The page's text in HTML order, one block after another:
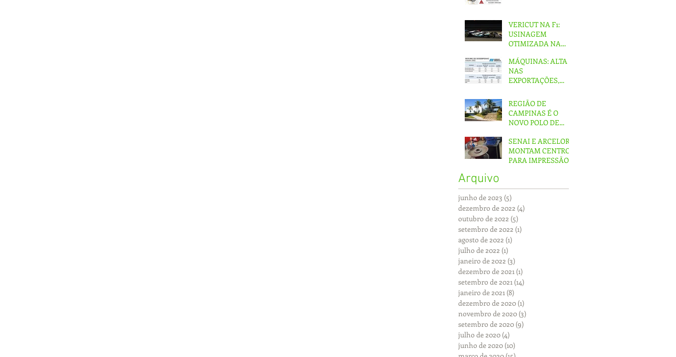
VERICUT NA F1:
USINAGEM
OTIMIZADA NA
MERCEDES
MÁQUINAS: ALTA
NAS
EXPORTAÇÕES,
MERCADO
INTERNO
REGIÃO DE
CAMPINAS É O
NOVO POLO DE
PAÍS
SENAI E ARCELOR
MONTAM CENTRO
PARA IMPRESSÃO
Arquivo
junho de 2023 (5)
dezembro de 2022 (4)
outubro de 2022 (5)
setembro de 2022 (1)
agosto de 2022 (1)
julho de 2022 (1)
janeiro de 2022 (3)
dezembro de 2021 (1)
setembro de 2021 (14)
janeiro de 2021 (8)
dezembro de 2020 (1)
novembro de 2020 (3)
setembro de 2020 (9)
julho de 2020 (4)
junho de 2020 (10)